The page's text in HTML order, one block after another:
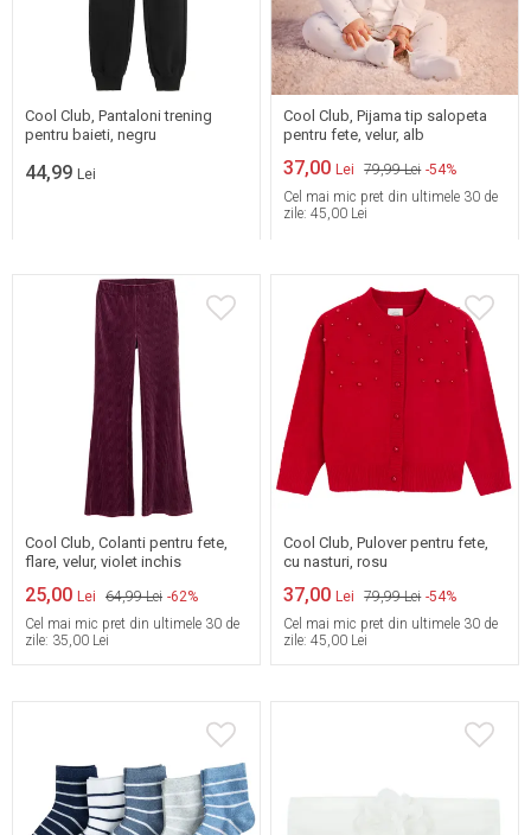
104
110
122
Cool Club, Pantaloni trening
pentru baieti, negru
44,99 Lei
56 62 68 74
Cool Club, Pijama tip salopeta
pentru fete, velur, alb
37,00 Lei 79,99 Lei -54%
Cel mai mic pret din ultimele 30 de
zile: 45,00 Lei
110
122 128
Cool Club, Colanti pentru fete,
flare, velur, violet inchis
25,00 Lei 64,99 Lei -62%
Cel mai mic pret din ultimele 30 de
zile: 35,00 Lei
Cool Club, Pulover pentru fete,
cu nasturi, rosu
37,00 Lei 79,99 Lei -54%
Cel mai mic pret din ultimele 30 de
zile: 45,00 Lei